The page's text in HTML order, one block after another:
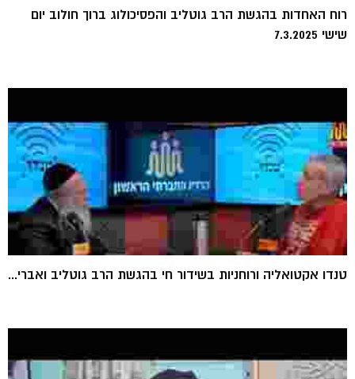
רוח האחדות בהגשת הרב גוטליב והפסיכולוג ברוך חולוב יום
שישי 7.3.2025
טנדו אקטואליה ורוחניות בשידור חי בהגשת הרב גוטליב ואברי...